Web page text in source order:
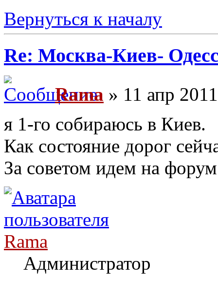
Вернуться к началу
Re: Москва-Киев-
Rama » 11 апр
я 1-го собираюсь в Киев.
Как состояние дорог
За советом идем на
Rama
Администратор